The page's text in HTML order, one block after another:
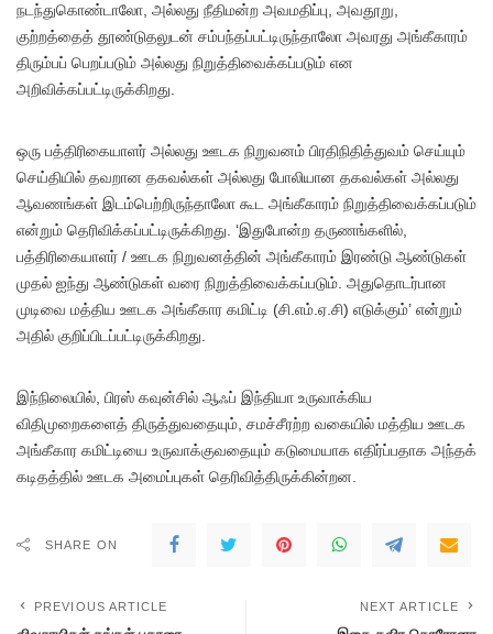
நடந்துகொண்டாலோ, அல்லது நீதிமன்ற அவமதிப்பு, அவதூறு,
குற்றத்தைத் தூண்டுதலுடன் சம்பந்தப்பட்டிருந்தாலோ அவரது அங்கீகாரம்
திரும்பப் பெறப்படும் அல்லது நிறுத்திவைக்கப்படும் என
அறிவிக்கப்பட்டிருக்கிறது.
ஒரு பத்திரிகையாளர் அல்லது ஊடக நிறுவனம் பிரதிநிதித்துவம் செய்யும்
செய்தியில் தவறான தகவல்கள் அல்லது போலியான தகவல்கள் அல்லது
ஆவணங்கள் இடம்பெற்றிருந்தாலோ கூட அங்கீகாரம் நிறுத்திவைக்கப்படும்
என்றும் தெரிவிக்கப்பட்டிருக்கிறது. ‘இதுபோன்ற தருணங்களில்,
பத்திரிகையாளர் / ஊடக நிறுவனத்தின் அங்கீகாரம் இரண்டு ஆண்டுகள்
முதல் ஐந்து ஆண்டுகள் வரை நிறுத்திவைக்கப்படும். அதுதொடர்பான
முடிவை மத்திய ஊடக அங்கீகார கமிட்டி (சி.எம்.ஏ.சி) எடுக்கும்’ என்றும்
அதில் குறிப்பிடப்பட்டிருக்கிறது.
இந்நிலையில், பிரஸ் கவுன்சில் ஆஃப் இந்தியா உருவாக்கிய
விதிமுறைகளைத் திருத்துவதையும், சமச்சீரற்ற வகையில் மத்திய ஊடக
அங்கீகார கமிட்டியை உருவாக்குவதையும் கடுமையாக எதிர்ப்பதாக அந்தக்
கடிதத்தில் ஊடக அமைப்புகள் தெரிவித்திருக்கின்றன.
SHARE ON
PREVIOUS ARTICLE NEXT ARTICLE